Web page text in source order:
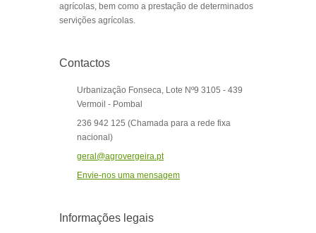
agrícolas, bem como a prestação de determinados
servições agrícolas.
Contactos
Urbanização Fonseca, Lote Nº9 3105 - 439
Vermoil - Pombal
236 942 125 (Chamada para a rede fixa
nacional)
geral@agrovergeira.pt
Envie-nos uma mensagem
Informações legais